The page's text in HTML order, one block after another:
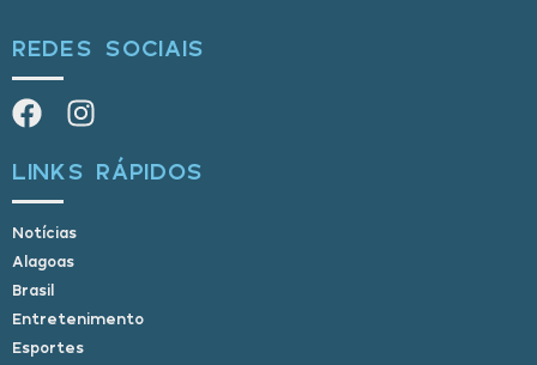
REDES SOCIAIS
LINKS RÁPIDOS
Notícias
Alagoas
Brasil
Entretenimento
Esportes